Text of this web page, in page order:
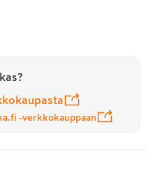
-verkkokauppaan